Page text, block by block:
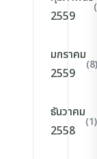
2559
มกราคม
2559
(8)
ธันวาคม
2558
(1)